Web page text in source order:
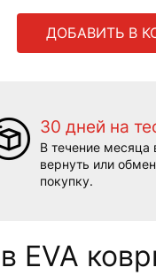
ДОБАВИТЬ В
30 дней на
В течение
вернуть или
покупку.
EVA